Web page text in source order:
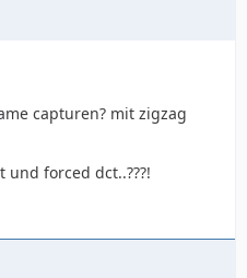
capturen? mit zigzag
forced dct..???!